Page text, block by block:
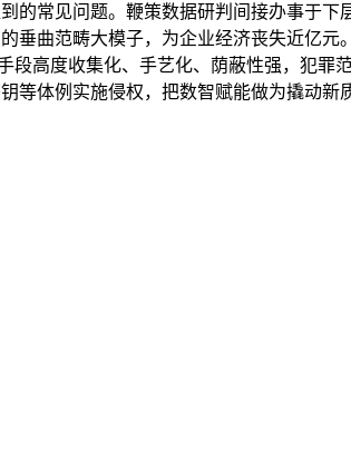
常见问题。鞭策数据研判间接办事于
曲范畴大模子，为企业经济丧失近亿
段高度收集化、手艺化、荫蔽性强，犯
体例实施侵权，把数智赋能做为撬动新